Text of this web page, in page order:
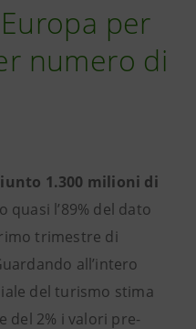
per
numero di
1.300 milioni di
quasi l’89% del dato
trimestre di
all’intero
del turismo stima
del 2% i valori pre-